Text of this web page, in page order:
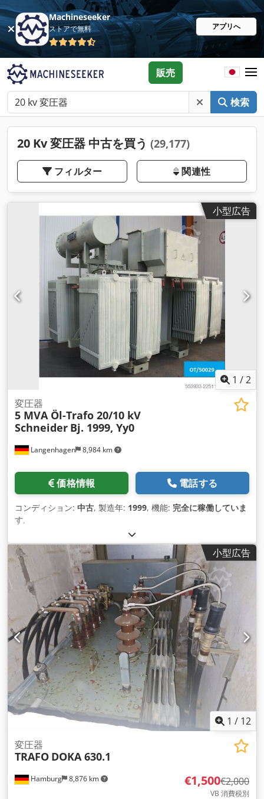
Machineseeker
ストアで無料 アプリへ
検索
販売
20 Kv 変圧器 中古を買う (29,177)
フィルター 関連性
小型広告
1 /2
Langenhagen 8,984 km
変圧器
5 MVA Öl-Trafo 20/10 kV
Schneider Bj. 1999, Yy0
価格情報 電話する
コンディション: 中古, 製造年: 1999, 機能: 完全に稼働していま
す,
小型広告
1 / 12
Hamburg 8,876 km
変圧器
TRAFO DOKA 630.1
€1,500€2,000
VB 消費税別